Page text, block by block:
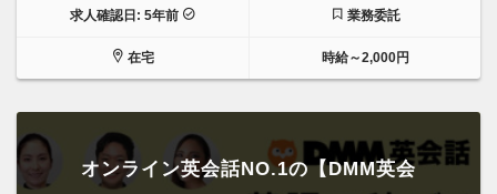
求人確認日: 5年前 業務委託
在宅 時給～2,000円
オンライン英会話NO.1の【DMM英会